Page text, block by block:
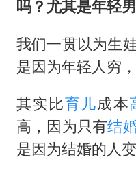
吗？尤其是年轻
我们一贯以为生
是因为年轻人穷
其实比育儿成本
高，因为只有结
是因为结婚的人